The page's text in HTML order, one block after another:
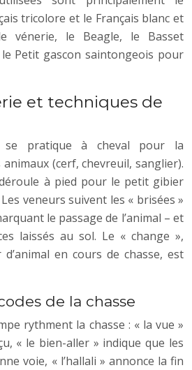
tricolore et le Français blanc et
vénerie, le Beagle, le Basset
Petit gascon saintongeois pour
et techniques de
se pratique à cheval pour la
(cerf, chevreuil, sanglier).
à pied pour le petit gibier
veneurs suivent les « brisées »
le passage de l’animal – et
laissés au sol. Le « change »,
en cours de chasse, est
de la chasse
rythment la chasse : « la vue »
« le bien-aller » indique que les
voie, « l’hallali » annonce la fin